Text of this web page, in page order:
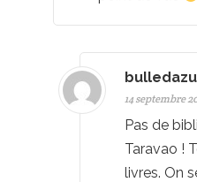
14 septembre
Pas de
Taravao !
livres. On